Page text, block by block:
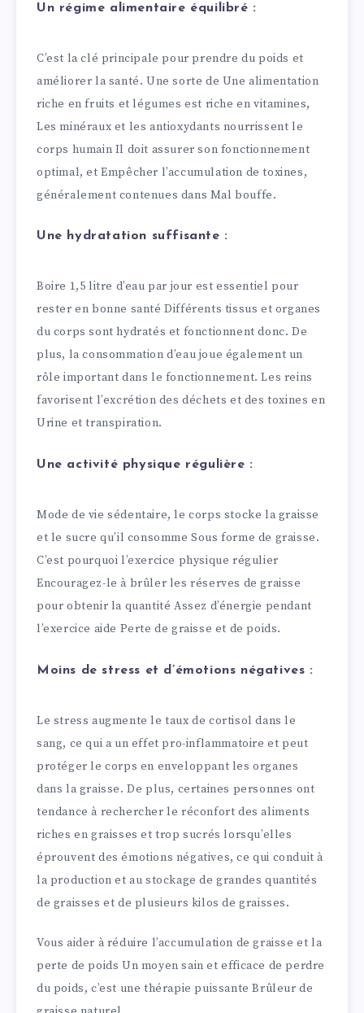
Un régime alimentaire équilibré :
C’est la clé principale pour prendre du poids et
améliorer la santé. Une sorte de Une alimentation
riche en fruits et légumes est riche en vitamines,
Les minéraux et les antioxydants nourrissent le
corps humain Il doit assurer son fonctionnement
optimal, et Empêcher l’accumulation de toxines,
généralement contenues dans Mal bouffe.
Une hydratation suffisante :
Boire 1,5 litre d’eau par jour est essentiel pour
rester en bonne santé Différents tissus et organes
du corps sont hydratés et fonctionnent donc. De
plus, la consommation d’eau joue également un
rôle important dans le fonctionnement. Les reins
favorisent l’excrétion des déchets et des toxines en
Urine et transpiration.
Une activité physique régulière :
Mode de vie sédentaire, le corps stocke la graisse
et le sucre qu’il consomme Sous forme de graisse.
C’est pourquoi l’exercice physique régulier
Encouragez-le à brûler les réserves de graisse
pour obtenir la quantité Assez d’énergie pendant
l’exercice aide Perte de graisse et de poids.
Moins de stress et d’émotions négatives :
Le stress augmente le taux de cortisol dans le
sang, ce qui a un effet pro-inflammatoire et peut
protéger le corps en enveloppant les organes
dans la graisse. De plus, certaines personnes ont
tendance à rechercher le réconfort des aliments
riches en graisses et trop sucrés lorsqu’elles
éprouvent des émotions négatives, ce qui conduit à
la production et au stockage de grandes quantités
de graisses et de plusieurs kilos de graisses.
Vous aider à réduire l’accumulation de graisse et la
perte de poids Un moyen sain et efficace de perdre
du poids, c’est une thérapie puissante Brûleur de